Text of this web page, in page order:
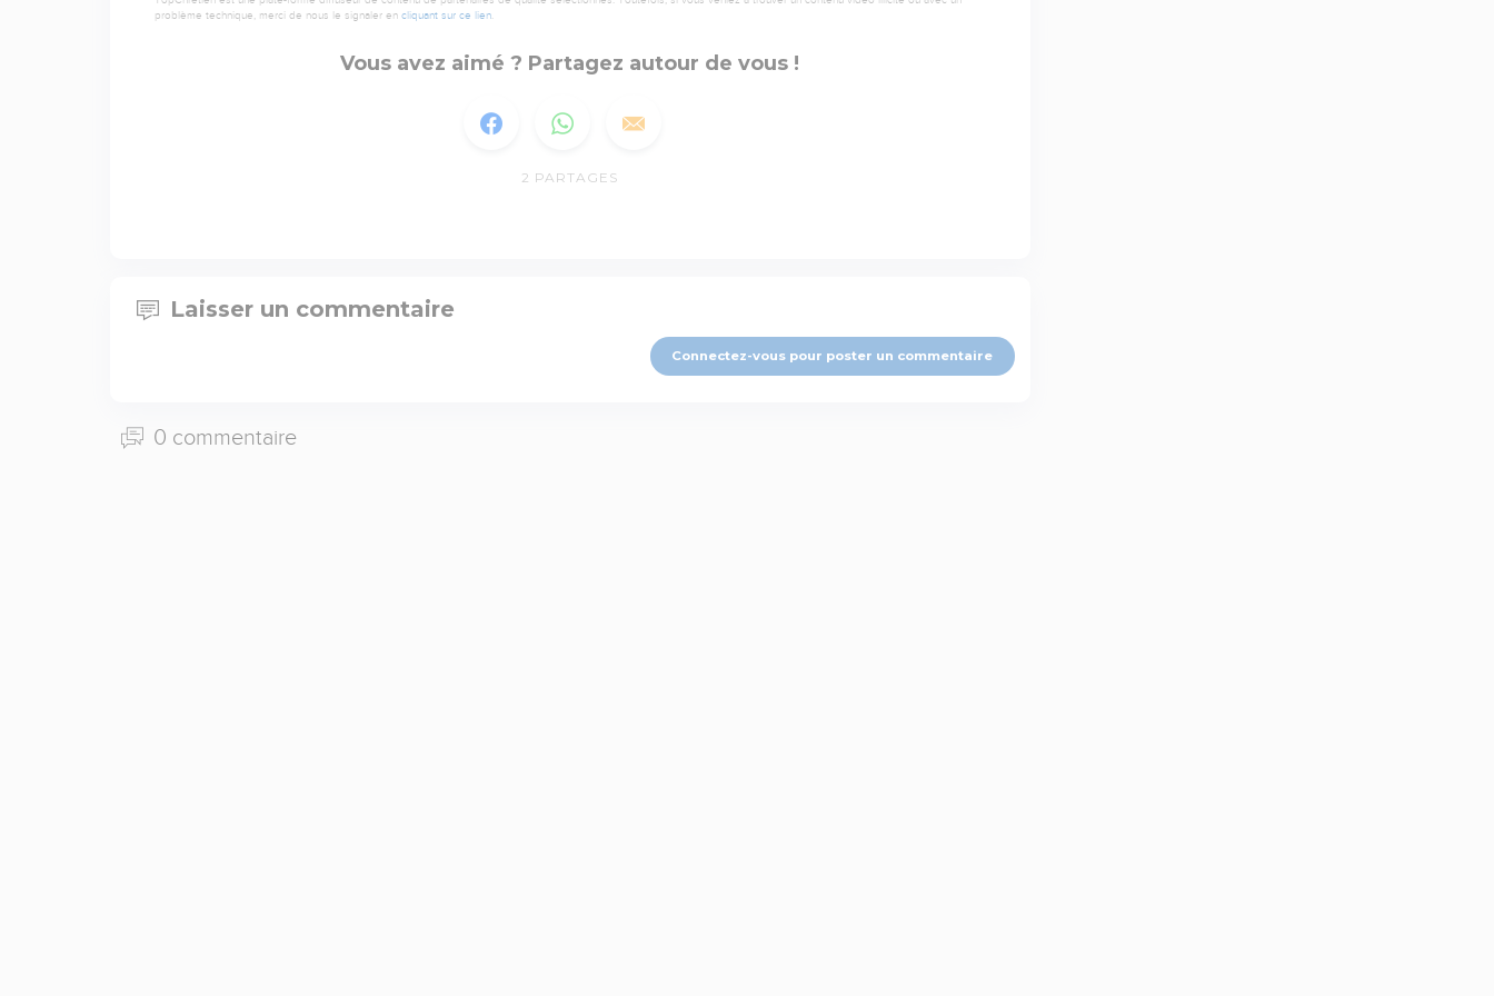
problème technique, merci de nous le signaler en cliquant sur ce lien.
Vous avez aimé ? Partagez autour de vous !
2 PARTAGES
Laisser un commentaire
Connectez-vous pour poster un commentaire
0 commentaire